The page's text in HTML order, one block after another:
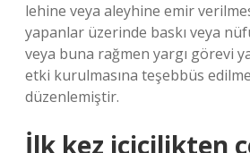
lehine veya aleyhine emir
yapanlar üzerinde baskı veya
veya buna rağmen yargı görevi
etki kurulmasına teşebbüs
düzenlemiştir.
İlk kez içicilikten